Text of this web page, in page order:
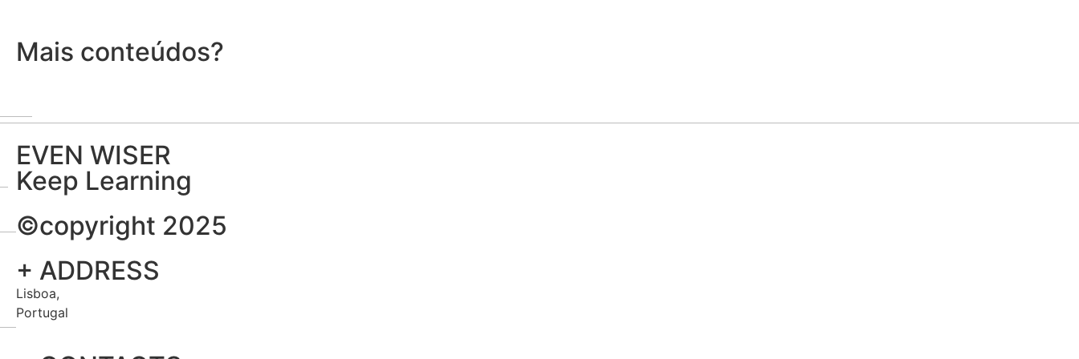
Mais conteúdos?
EVEN WISER
Keep Learning
©copyright 2025
+ ADDRESS
Lisboa,
Portugal